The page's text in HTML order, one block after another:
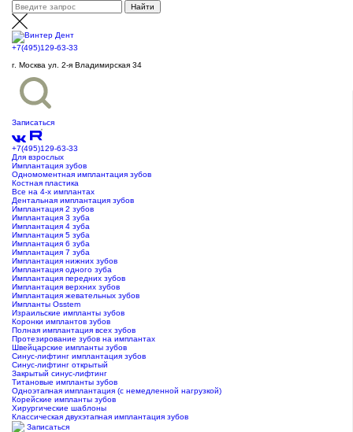
+7(495)129-63-33
г. Москва ул. 2-я Владимирская 34
Записаться
+7(495)129-63-33
Для взрослых
Имплантация зубов
Одномоментная имплантация зубов
Костная пластика
Все на 4-х имплантах
Дентальная имплантация зубов
Имплантация 2 зубов
Имплантация 3 зуба
Имплантация 4 зуба
Имплантация 5 зуба
Имплантация 6 зуба
Имплантация 7 зуба
Имплантация нижних зубов
Имплантация одного зуба
Имплантация передних зубов
Имплантация верхних зубов
Имплантация жевательных зубов
Импланты Osstem
Израильские импланты зубов
Коронки имплантов зубов
Полная имплантация всех зубов
Протезирование зубов на имплантах
Швейцарские импланты зубов
Синус-лифтинг имплантация зубов
Синус-лифтинг открытый
Закрытый синус-лифтинг
Титановые импланты зубов
Одноэтапная имплантация (с немедленной нагрузкой)
Корейские импланты зубов
Хирургические шаблоны
Классическая двухэтапная имплантация зубов
Записаться